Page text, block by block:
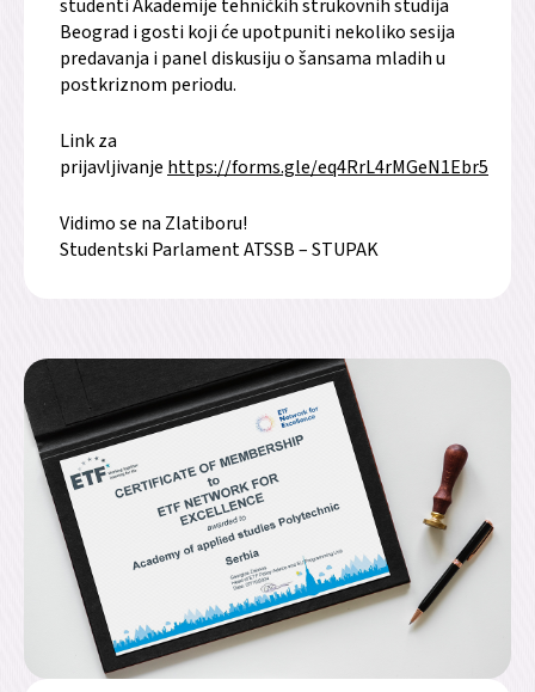
studenti Akademije tehničkih strukovnih studija
Beograd i gosti koji će upotpuniti nekoliko sesija
predavanja i panel diskusiju o šansama mladih u
postkriznom periodu.
Link za
prijavljivanje https://forms.gle/eq4RrL4rMGeN1Ebr5
Vidimo se na Zlatiboru!
Studentski Parlament ATSSB – STUPAK